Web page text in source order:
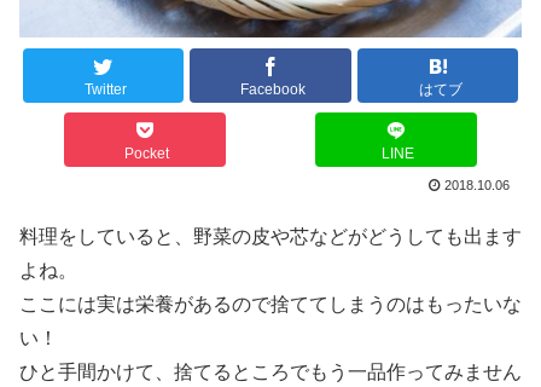
Twitter Facebook はてブ
Pocket LINE
2018.10.06
料理をしていると、野菜の皮や芯などがどうしても出ます
よね。
ここには実は栄養があるので捨ててしまうのはもったいな
い！
ひと手間かけて、捨てるところでもう一品作ってみません